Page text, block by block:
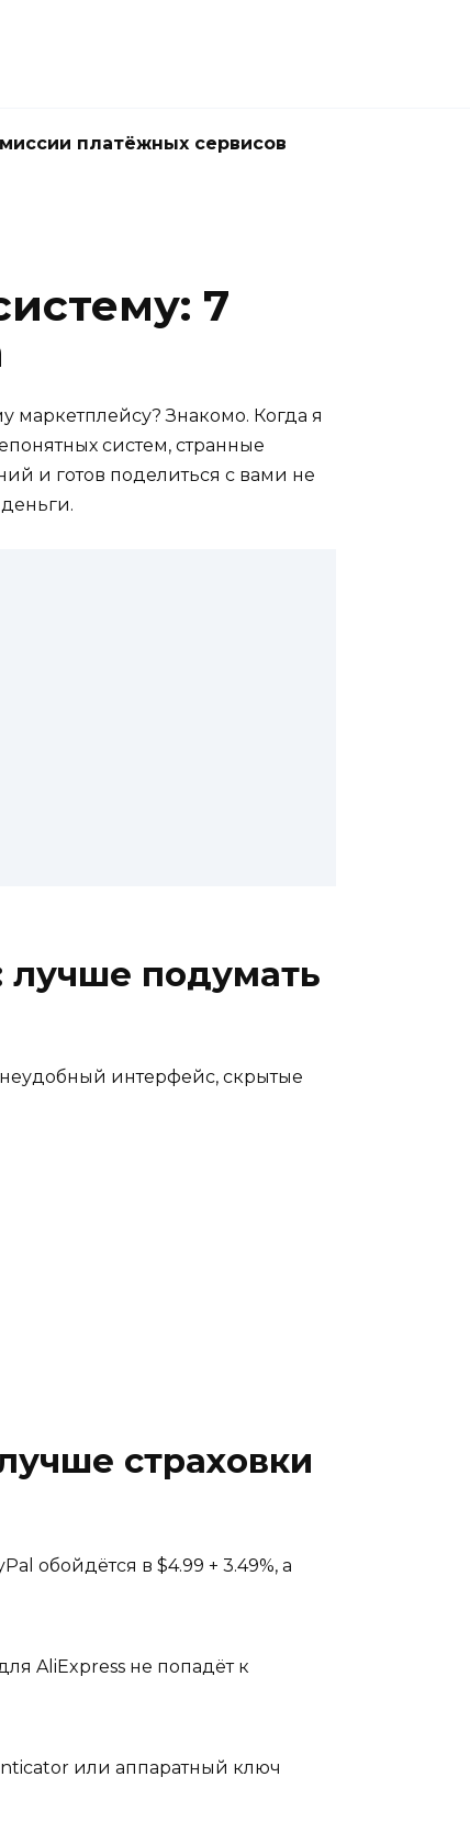
платёжных сервисов
7
маркетплейсу? Знакомо. Когда я
систем, странные
и готов поделиться с вами не
подумать
интерфейс, скрытые
страховки
обойдётся в $4.99 + 3.49%, а
AliExpress не попадёт к
или аппаратный ключ